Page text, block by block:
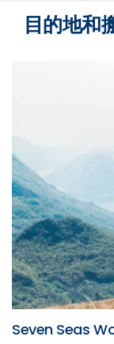
目的地和
Seven Seas